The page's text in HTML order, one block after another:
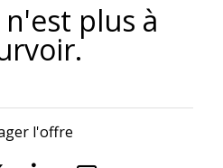
plus à
l'offre